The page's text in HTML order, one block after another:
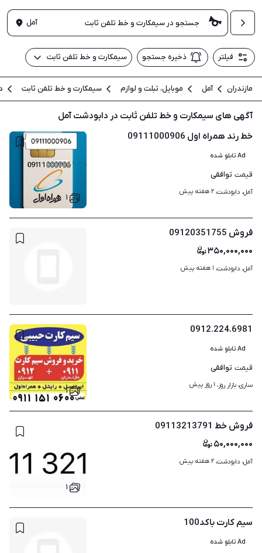
آمل
فیلتر ذخیره جستجو سیمکارت و خط تلفن ثابت
مازندران آمل موبایل، تبلت و لوازم سیمکارت و خط تلفن ثابت
آگهی های سیمکارت و خط تلفن ثابت در دابودشت آمل
۱
خط رند همراه اول 09111000906
Ad تابلو شده
قیمت توافقی
آمل، دابودشت، ۲ هفته پیش
فروش 09120351755
۳۵۰,۰۰۰,۰۰۰
آمل، دابودشت، ۱ هفته پیش
۱
0912.224.6981
Ad تابلو شده
قیمت توافقی
ساری، بازار روز، ۱ روز پیش
۱
فروش خط 09113213791
۵۰,۰۰۰,۰۰۰
آمل، دابودشت، ۲ هفته پیش
سیم کارت باکد100
Ad تابلو شده